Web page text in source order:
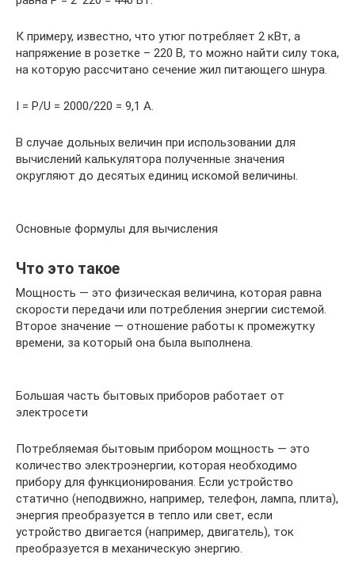
К примеру, известно, что утюг потребляет 2 кВт, а
напряжение в розетке – 220 В, то можно найти силу тока,
на которую рассчитано сечение жил питающего шнура.
I = P/U = 2000/220 = 9,1 А.
В случае дольных величин при использовании для
вычислений калькулятора полученные значения
округляют до десятых единиц искомой величины.
Основные формулы для вычисления
Что это такое
Мощность — это физическая величина, которая равна
скорости передачи или потребления энергии системой.
Второе значение — отношение работы к промежутку
времени, за который она была выполнена.
Большая часть бытовых приборов работает от
электросети
Потребляемая бытовым прибором мощность — это
количество электроэнергии, которая необходимо
прибору для функционирования. Если устройство
статично (неподвижно, например, телефон, лампа, плита),
энергия преобразуется в тепло или свет, если
устройство двигается (например, двигатель), ток
преобразуется в механическую энергию.